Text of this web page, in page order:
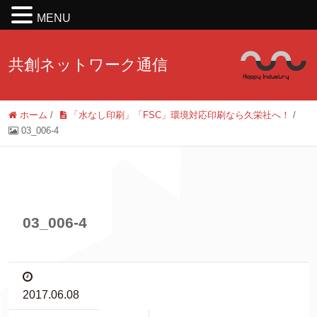
共創ネットワーク通信
ホーム / 「水なし印刷」「FSC」環境対応印刷なら久栄社へ！ /
03_006-4
03_006-4
2017.06.08
MENU